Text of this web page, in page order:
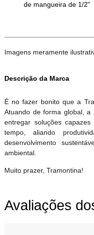
de mangueira de 1/2"
Imagens meramente
Descrição da Marca
É no fazer bonito que a
Atuando de forma global,
entregar soluções
tempo, aliando
desenvolvimento
ambiental.
Muito prazer, Tramontina!
Avaliações